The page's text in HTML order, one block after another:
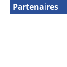
Partenaires